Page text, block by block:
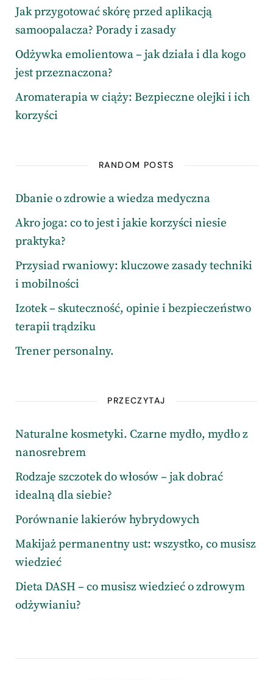
Jak przygotować skórę przed aplikacją
samoopalacza? Porady i zasady
Odżywka emolientowa – jak działa i dla kogo
jest przeznaczona?
Aromaterapia w ciąży: Bezpieczne olejki i ich
korzyści
RANDOM POSTS
Dbanie o zdrowie a wiedza medyczna
Akro joga: co to jest i jakie korzyści niesie
praktyka?
Przysiad rwaniowy: kluczowe zasady techniki
i mobilności
Izotek – skuteczność, opinie i bezpieczeństwo
terapii trądziku
Trener personalny.
PRZECZYTAJ
Naturalne kosmetyki. Czarne mydło, mydło z
nanosrebrem
Rodzaje szczotek do włosów – jak dobrać
idealną dla siebie?
Porównanie lakierów hybrydowych
Makijaż permanentny ust: wszystko, co musisz
wiedzieć
Dieta DASH – co musisz wiedzieć o zdrowym
odżywianiu?